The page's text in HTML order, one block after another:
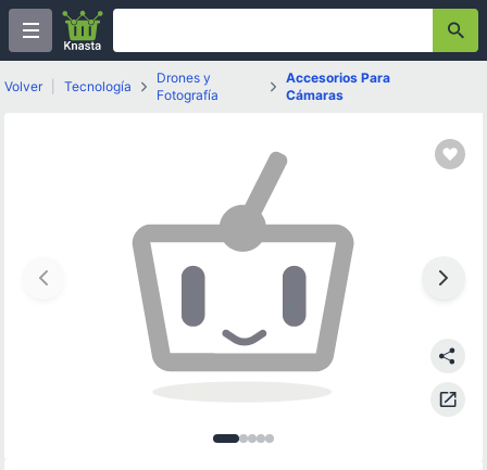
Volver Tecnología
Drones y
Fotografía
Accesorios Para
Cámaras
Imagen
Imagen
Imagen
Imagen
Imagen